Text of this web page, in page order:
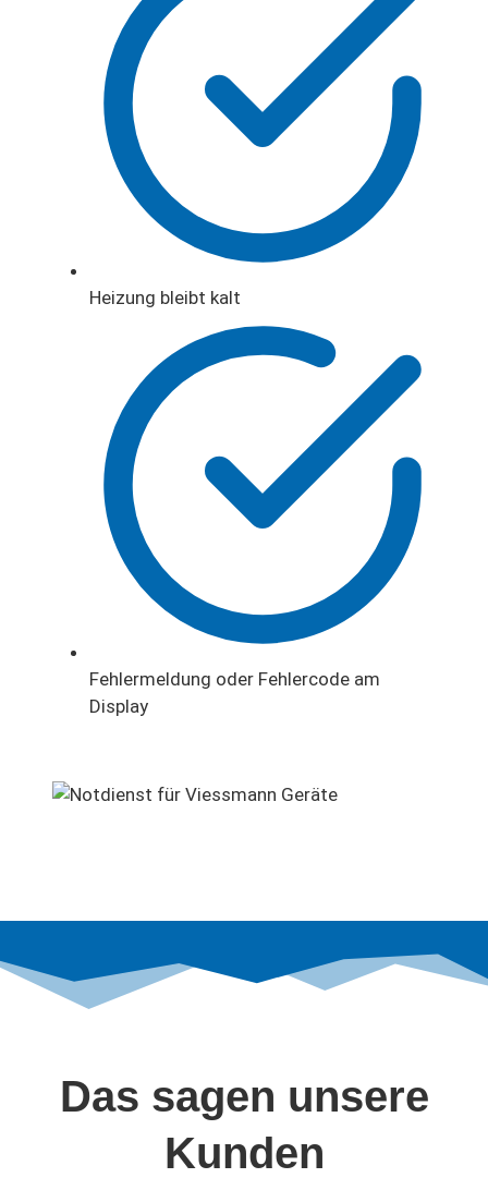
Heizung bleibt kalt
Fehlermeldung oder Fehlercode am
Display
Das sagen unsere
Kunden